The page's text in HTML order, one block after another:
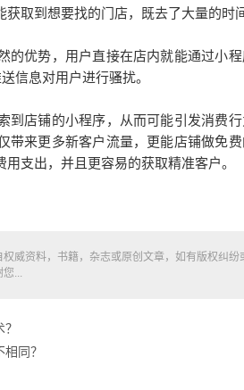
取到想要找的门店，既去了大量的时
优势，用户直接在店内就能通过小程
信息对用户进行骚扰。
店铺的小程序，从而可能引发消费
带来更多新客户流量，更能店铺做免
支出，并且更容易的获取精准客户。
权威资料，书籍，杂志或原创文章，如有版权纠
...
同？